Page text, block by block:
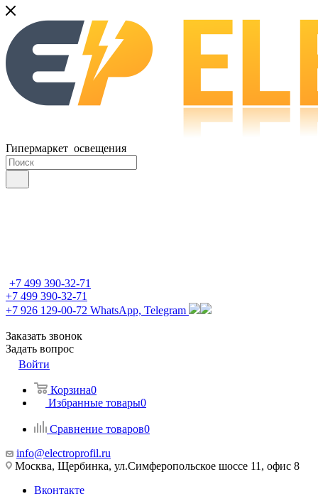
Гипермаркет освещения
+7 499 390-32-71
+7 499 390-32-71
+7 926 129-00-72 WhatsApp, Telegram
Заказать звонок
Задать вопрос
Войти
Корзина0
Избранные товары0
Сравнение товаров0
info@electroprofil.ru
Москва, Щербинка, ул.Симферопольское шоссе 11, офис 8
Вконтакте